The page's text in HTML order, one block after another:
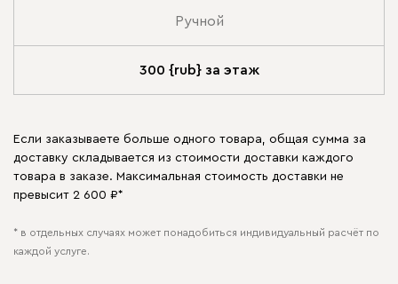
Ручной
300 {rub} за этаж
Если заказываете больше одного товара, общая сумма за
доставку складывается из стоимости доставки каждого
товара в заказе. Максимальная стоимость доставки не
превысит 2 600 ₽*
* в отдельных случаях может понадобиться индивидуальный расчёт по
каждой услуге.